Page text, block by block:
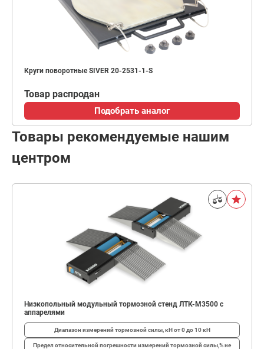
Круги поворотные SIVER 20-2531-1-S
Товар распродан
Подобрать аналог
Товары рекомендуемые нашим
центром
Низкопольный модульный тормозной стенд ЛТК-М3500 с
аппарелями
Диапазон измерений тормозной силы, кНот 0 до 10 кН
Предел относительной погрешности измерений тормозной силы,%не